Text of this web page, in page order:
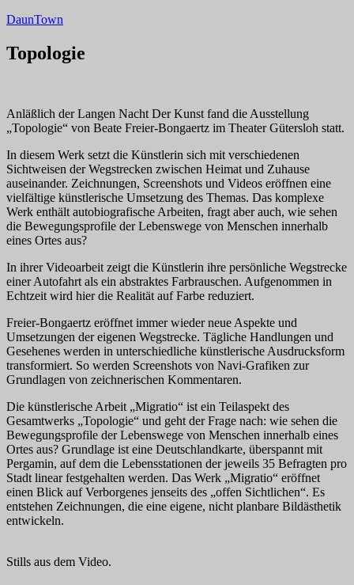
Zum
springen
DaunTown
Topologie
Anläßlich der Langen Nacht Der Kunst fand die Ausstellung
„Topologie“ von Beate Freier-Bongaertz im Theater Gütersloh statt.
In diesem Werk setzt die Künstlerin sich mit verschiedenen
Sichtweisen der Wegstrecken zwischen Heimat und Zuhause
auseinander. Zeichnungen, Screenshots und Videos eröffnen eine
vielfältige künstlerische Umsetzung des Themas. Das komplexe
Werk enthält autobiografische Arbeiten, fragt aber auch, wie sehen
die Bewegungsprofile der Lebenswege von Menschen innerhalb
eines Ortes aus?
In ihrer Videoarbeit zeigt die Künstlerin ihre persönliche Wegstrecke
einer Autofahrt als ein abstraktes Farbrauschen. Aufgenommen in
Echtzeit wird hier die Realität auf Farbe reduziert.
Freier-Bongaertz eröffnet immer wieder neue Aspekte und
Umsetzungen der eigenen Wegstrecke. Tägliche Handlungen und
Gesehenes werden in unterschiedliche künstlerische Ausdrucksform
transformiert. So werden Screenshots von Navi-Grafiken zur
Grundlagen von zeichnerischen Kommentaren.
Die künstlerische Arbeit „Migratio“ ist ein Teilaspekt des
Gesamtwerks „Topologie“ und geht der Frage nach: wie sehen die
Bewegungsprofile der Lebenswege von Menschen innerhalb eines
Ortes aus? Grundlage ist eine Deutschlandkarte, überspannt mit
Pergamin, auf dem die Lebensstationen der jeweils 35 Befragten pro
Stadt linear festgehalten werden. Das Werk „Migratio“ eröffnet
einen Blick auf Verborgenes jenseits des „offen Sichtlichen“. Es
entstehen Zeichnungen, die eine eigene, nicht planbare Bildästhetik
entwickeln.
Stills aus dem Video.